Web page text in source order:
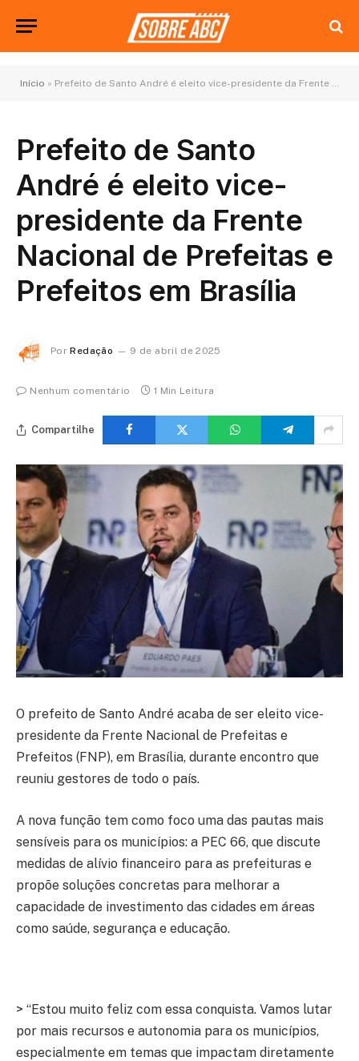
Início » Prefeito de Santo André é eleito vice-presidente da Frente Nacional de Prefeitas e Prefeitos em Brasília
Prefeito de Santo
André é eleito vice-
presidente da Frente
Nacional de Prefeitas e
Prefeitos em Brasília
Por Redação 9 de abril de 2025
Nenhum comentário 1 Min Leitura
Compartilhe
O prefeito de Santo André acaba de ser eleito vice-
presidente da Frente Nacional de Prefeitas e
Prefeitos (FNP), em Brasília, durante encontro que
reuniu gestores de todo o país.
A nova função tem como foco uma das pautas mais
sensíveis para os municípios: a PEC 66, que discute
medidas de alívio financeiro para as prefeituras e
propõe soluções concretas para melhorar a
capacidade de investimento das cidades em áreas
como saúde, segurança e educação.
> “Estou muito feliz com essa conquista. Vamos lutar
por mais recursos e autonomia para os municípios,
especialmente em temas que impactam diretamente